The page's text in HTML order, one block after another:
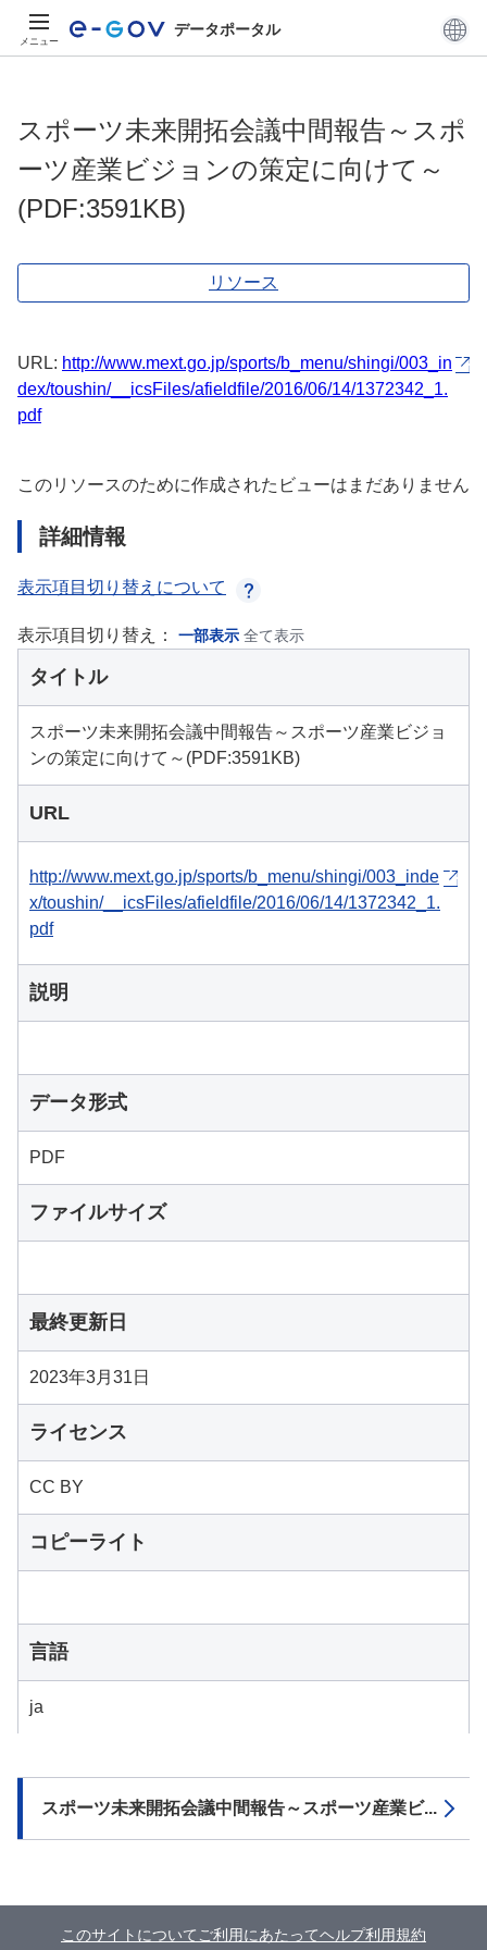
メニュー
データポータル
スポーツ未来開拓会議中間報告～スポーツ産業ビ...
スポーツ未来開拓会議中間報告～スポ
ーツ産業ビジョンの策定に向けて～
(PDF:3591KB)
リソース
URL: http://www.mext.go.jp/sports/b_menu/shingi/003_in
dex/toushin/__icsFiles/afieldfile/2016/06/14/1372342_1.
pdf
このリソースのために作成されたビューはまだありません
詳細情報
表示項目切り替えについて
表示項目切り替え： 一部表示 全て表示
タイトル
スポーツ未来開拓会議中間報告～スポーツ産業ビジョ
ンの策定に向けて～(PDF:3591KB)
URL
http://www.mext.go.jp/sports/b_menu/shingi/003_inde
x/toushin/__icsFiles/afieldfile/2016/06/14/1372342_1.
pdf
説明
データ形式
PDF
ファイルサイズ
最終更新日
2023年3月31日
ライセンス
CC BY
コピーライト
言語
ja
このサイトについて ご利用にあたってヘルプ利用規約